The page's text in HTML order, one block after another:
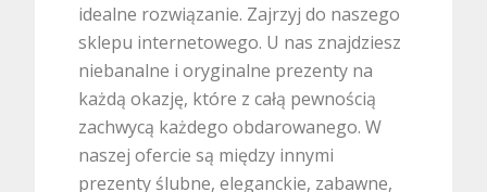
idealne rozwiązanie. Zajrzyj do naszego
sklepu internetowego. U nas znajdziesz
niebanalne i oryginalne prezenty na
każdą okazję, które z całą pewnością
zachwycą każdego obdarowanego. W
naszej ofercie są między innymi
prezenty ślubne, eleganckie, zabawne,